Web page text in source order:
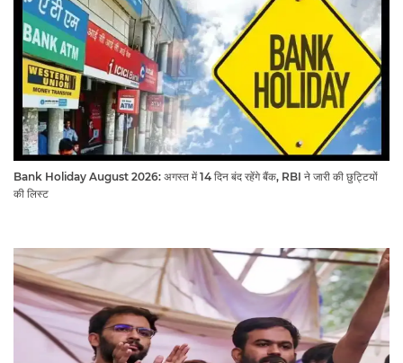
Bank Holiday August 2026: अगस्त में 14 दिन बंद रहेंगे बैंक, RBI ने जारी की छुट्टियों
की लिस्ट​​​​​​​